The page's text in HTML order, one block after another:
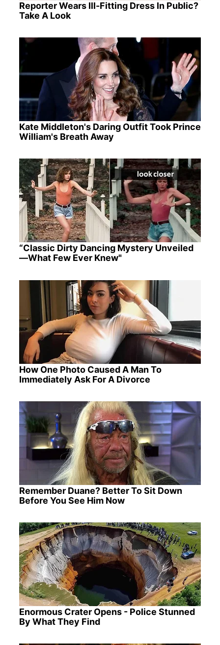
Reporter Wears Ill-Fitting Dress In Public?
Take A Look
Kate Middleton's Daring Outfit Took Prince
William's Breath Away
“Classic Dirty Dancing Mystery Unveiled
—What Few Ever Knew"
How One Photo Caused A Man To
Immediately Ask For A Divorce
Remember Duane? Better To Sit Down
Before You See Him Now
Enormous Crater Opens - Police Stunned
By What They Find